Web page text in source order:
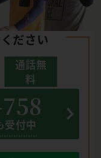
ださい
受付中
通話無
料